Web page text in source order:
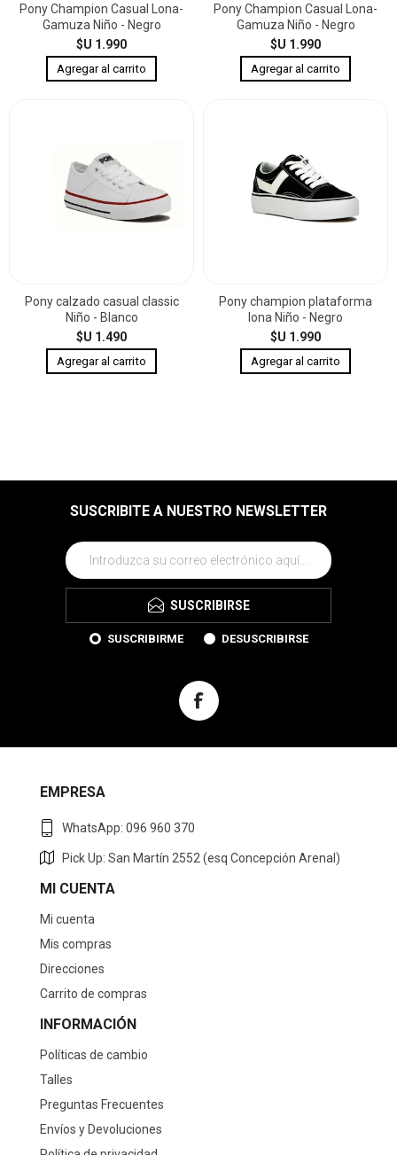
Pony Champion Casual Lona-
Gamuza Niño - Negro
$U 1.990
Pony Champion Casual Lona-
Gamuza Niño - Negro
$U 1.990
Pony calzado casual classic
Niño - Blanco
$U 1.490
Pony champion plataforma
lona Niño - Negro
$U 1.990
SUSCRIBITE A NUESTRO NEWSLETTER
SUSCRIBIRSE
SUSCRIBIRME DESUSCRIBIRSE
EMPRESA
WhatsApp: 096 960 370
Pick Up: San Martín 2552 (esq Concepción Arenal)
MI CUENTA
Mi cuenta
Mis compras
Direcciones
Carrito de compras
INFORMACIÓN
Políticas de cambio
Talles
Preguntas Frecuentes
Envíos y Devoluciones